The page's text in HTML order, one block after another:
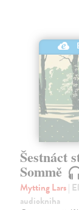
Šestnáct
Sommě
Mytting Lars|
audiokniha